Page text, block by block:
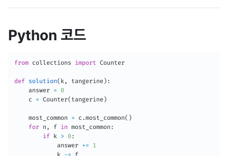
Python 코드
from collections import Counter
def solution( k, tangerine ) :
    answer
=
0
    c
= Counter( tangerine )
    most_common
= c .most_common( )
for n , f in most_common :
if k > 0:
            answer
+=
1